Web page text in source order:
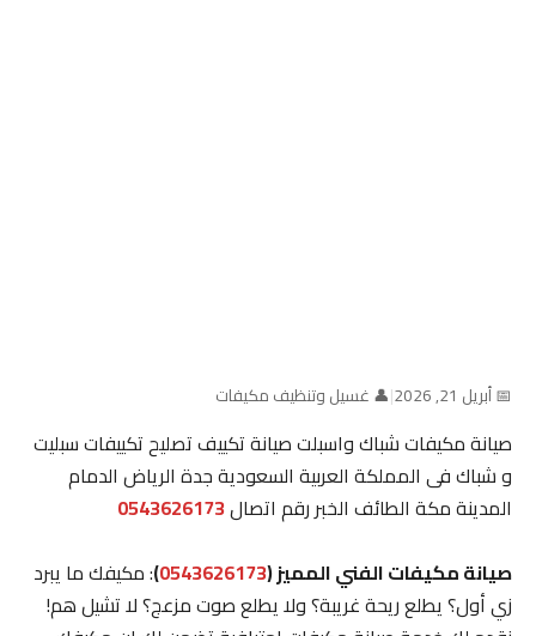
📅 أبريل 21, 2026 |👤 غسيل وتنظيف مكيفات
صيانة مكيفات شباك واسبلت صيانة تكييف تصليح تكييفات سبليت
و شباك فى المملكة العربية السعودية جدة الرياض الدمام
المدينة مكة الطائف الخبر رقم اتصال0543626173
صيانة مكيفات الفني المميز (0543626173
): مكيفك ما يبرد
زي أول؟ يطلع ريحة غريبة؟ ولا يطلع صوت مزعج؟ لا تشيل هم!